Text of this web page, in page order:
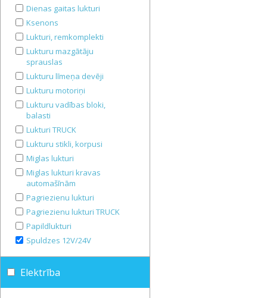
Dienas gaitas lukturi
Ksenons
Lukturi, remkomplekti
Lukturu mazgātāju
sprauslas
Lukturu līmeņa devēji
Lukturu motoriņi
Lukturu vadības bloki,
balasti
Lukturi TRUCK
Lukturu stikli, korpusi
Miglas lukturi
Miglas lukturi kravas
automašīnām
Pagriezienu lukturi
Pagriezienu lukturi TRUCK
Papildlukturi
Spuldzes 12V/24V
Elektrība